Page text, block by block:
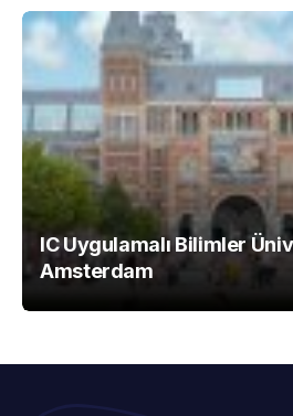
IC Uygulamalı Bilimler
Amsterdam